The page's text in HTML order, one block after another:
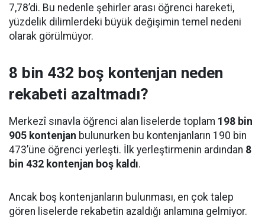
7,78’di. Bu nedenle şehirler arası öğrenci hareketi,
yüzdelik dilimlerdeki büyük değişimin temel nedeni
olarak görülmüyor.
8 bin 432 boş kontenjan neden
rekabeti azaltmadı?
Merkezî sınavla öğrenci alan liselerde toplam 198 bin
905 kontenjan bulunurken bu kontenjanların 190 bin
473’üne öğrenci yerleşti. İlk yerleştirmenin ardından 8
bin 432 kontenjan boş kaldı.
Ancak boş kontenjanların bulunması, en çok talep
gören liselerde rekabetin azaldığı anlamına gelmiyor.